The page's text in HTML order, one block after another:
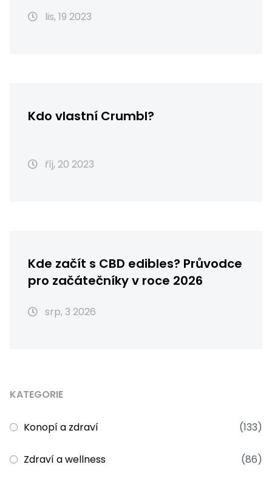
lis, 19 2023
Kdo vlastní Crumbl?
říj, 20 2023
Kde začít s CBD edibles? Průvodce
pro začátečníky v roce 2026
srp, 3 2026
KATEGORIE
Konopí a zdraví (133)
Zdraví a wellness (86)